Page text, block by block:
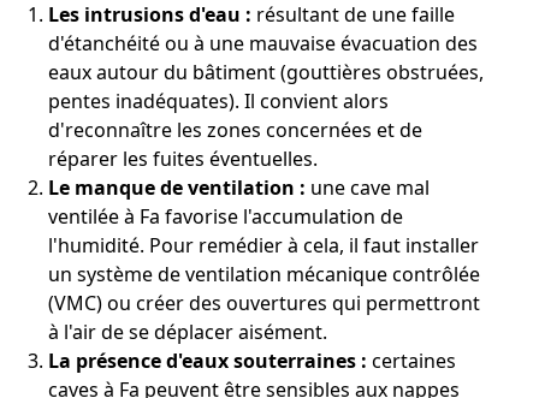
Les intrusions d'eau : résultant de une faille
d'étanchéité ou à une mauvaise évacuation des
eaux autour du bâtiment (gouttières obstruées,
pentes inadéquates). Il convient alors
d'reconnaître les zones concernées et de
réparer les fuites éventuelles.
Le manque de ventilation : une cave mal
ventilée à Fa favorise l'accumulation de
l'humidité. Pour remédier à cela, il faut installer
un système de ventilation mécanique contrôlée
(VMC) ou créer des ouvertures qui permettront
à l'air de se déplacer aisément.
La présence d'eaux souterraines : certaines
caves à Fa peuvent être sensibles aux nappes